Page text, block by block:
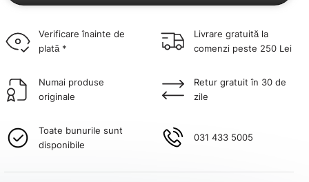
Verificare înainte de
plată *
Livrare gratuită la
comenzi peste 250 Lei
Numai produse
originale
Retur gratuit în 30 de
zile
Toate bunurile sunt
disponibile
031 433 5005